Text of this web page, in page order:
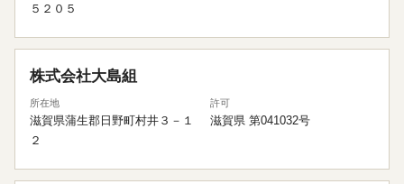
５２０５
株式会社大島組
所在地
滋賀県蒲生郡日野町村井３－１
２
許可
滋賀県 第041032号